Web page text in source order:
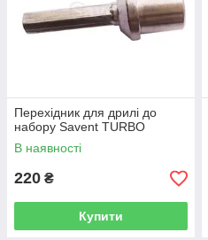
Перехідник для дрилі до
набору Savent TURBO
В наявності
220 ₴
Купити